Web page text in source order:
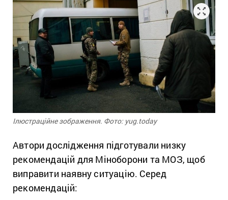
Ілюстраційне зображення. Фото: yug.today
Автори дослідження підготували низку
рекомендацій для Міноборони та МОЗ, щоб
виправити наявну ситуацію. Серед
рекомендацій: